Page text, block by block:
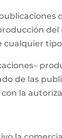
cualquier
de las
la